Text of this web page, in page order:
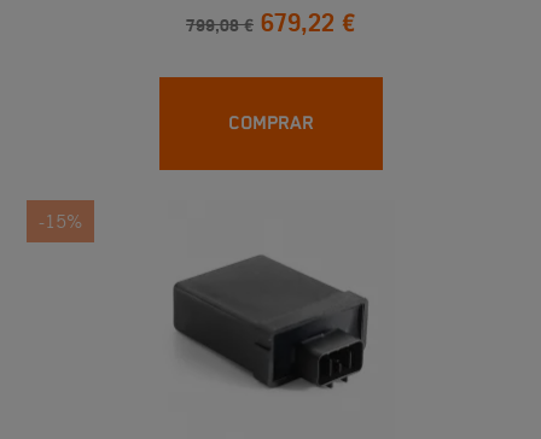
799,08 € 679,22 €
COMPRAR
-15%